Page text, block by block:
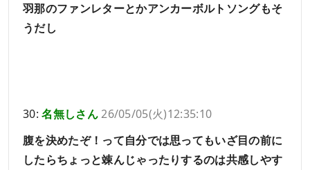
羽那のファンレターとかアンカーボルトソングもそ
うだし
30:名無しさん26/05/05(火)12:35:10
腹を決めたぞ！って自分では思ってもいざ目の前に
したらちょっと竦んじゃったりするのは共感しやす